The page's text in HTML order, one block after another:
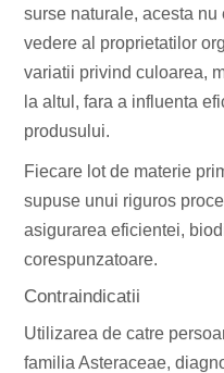
surse naturale, acesta
vedere al proprietatilor
variatii privind culoarea,
la altul, fara a influenta
produsului.
Fiecare lot de materie
supuse unui riguros
asigurarea eficientei,
corespunzatoare.
Contraindicatii
Utilizarea de catre
familia Asteraceae,